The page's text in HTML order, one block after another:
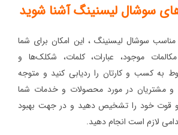
سوشال لیسنینگ آشنا شوید
مناسب سوشال لیسنینگ ، این امکان برای شما
موجود، عبارات، کلمات، شکلک‌ها و
به کسب ‌و کارتان را ردیابی کنید و متوجه
و مشتریان در مورد محصولات و خدمات شما
خود را تشخیص دهید و در جهت بهبود
لازم است انجام دهید.